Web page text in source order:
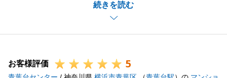
続きを読む
進めることが出来ました。
売主様もお喜び頂き、良いお取引になって安心してお
ります。
何なりとお申し付けください。
お客様評価 5